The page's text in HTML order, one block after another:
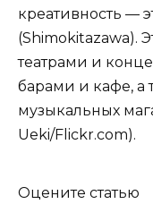
креативность —
(Shimokitazawa).
театрами и
барами и кафе, а
музыкальных
Ueki/Flickr.com).
Оцените статью